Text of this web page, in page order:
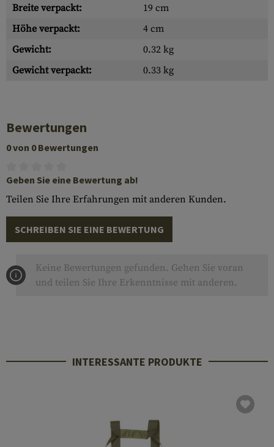
Breite verpackt:
19 cm
Höhe verpackt:
4 cm
Gewicht:
0.32 kg
Gewicht verpackt:
0.33 kg
Bewertungen
0 von 0 Bewertungen
Geben Sie eine Bewertung ab!
Teilen Sie Ihre Erfahrungen mit anderen Kunden.
SCHREIBEN SIE EINE BEWERTUNG
Keine Bewertungen gefunden. Gehen Sie voran
und teilen Sie Ihre Erkenntnisse mit anderen.
INTERESSANTE PRODUKTE